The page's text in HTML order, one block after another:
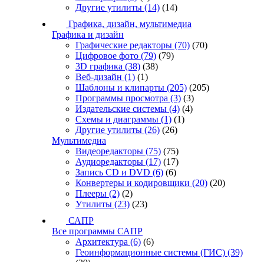
Другие утилиты (14) (14)
Графика, дизайн, мультимедиа
Графика и дизайн
Графические редакторы (70) (70)
Цифровое фото (79) (79)
3D графика (38) (38)
Веб-дизайн (1) (1)
Шаблоны и клипарты (205) (205)
Программы просмотра (3) (3)
Издательские системы (4) (4)
Схемы и диаграммы (1) (1)
Другие утилиты (26) (26)
Мультимедиа
Видеоредакторы (75) (75)
Аудиоредакторы (17) (17)
Запись CD и DVD (6) (6)
Конвертеры и кодировщики (20) (20)
Плееры (2) (2)
Утилиты (23) (23)
САПР
Все программы САПР
Архитектура (6) (6)
Геоинформационные системы (ГИС) (39)